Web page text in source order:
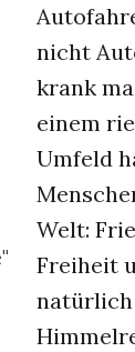
nicht
krank
einem
Umfeld
Welt:
Freiheit
natürlich